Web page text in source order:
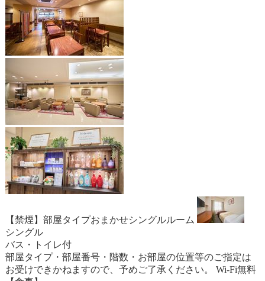
【禁煙】部屋タイプおまかせシングルルーム
シングル
バス・トイレ付
部屋タイプ・部屋番号・階数・お部屋の位置等のご指定は
お受けできかねますので、予めご了承ください。 Wi-Fi無料